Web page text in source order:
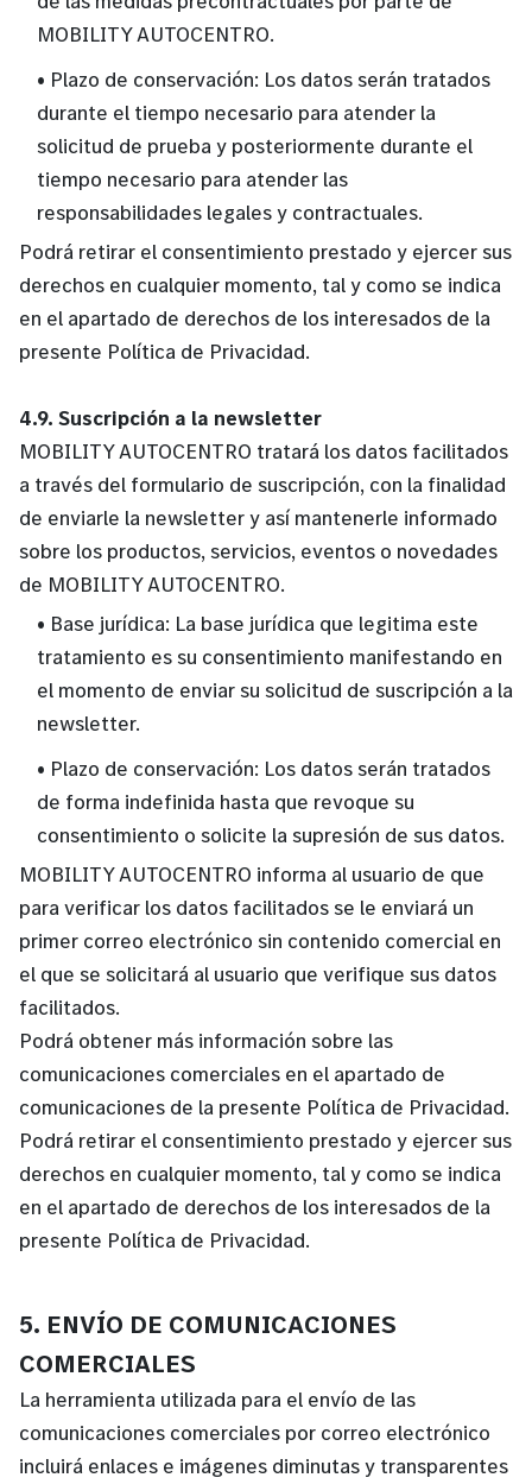
MOBILITY AUTOCENTRO.
• Plazo de conservación: Los datos serán tratados
durante el tiempo necesario para atender la
solicitud de prueba y posteriormente durante el
tiempo necesario para atender las
responsabilidades legales y contractuales.
Podrá retirar el consentimiento prestado y ejercer sus
derechos en cualquier momento, tal y como se indica
en el apartado de derechos de los interesados de la
presente Política de Privacidad.
4.9. Suscripción a la newsletter
MOBILITY AUTOCENTRO tratará los datos facilitados
a través del formulario de suscripción, con la finalidad
de enviarle la newsletter y así mantenerle informado
sobre los productos, servicios, eventos o novedades
de MOBILITY AUTOCENTRO.
• Base jurídica: La base jurídica que legitima este
tratamiento es su consentimiento manifestando en
el momento de enviar su solicitud de suscripción a la
newsletter.
• Plazo de conservación: Los datos serán tratados
de forma indefinida hasta que revoque su
consentimiento o solicite la supresión de sus datos.
MOBILITY AUTOCENTRO informa al usuario de que
para verificar los datos facilitados se le enviará un
primer correo electrónico sin contenido comercial en
el que se solicitará al usuario que verifique sus datos
facilitados.
Podrá obtener más información sobre las
comunicaciones comerciales en el apartado de
comunicaciones de la presente Política de Privacidad.
Podrá retirar el consentimiento prestado y ejercer sus
derechos en cualquier momento, tal y como se indica
en el apartado de derechos de los interesados de la
presente Política de Privacidad.
5. ENVÍO DE COMUNICACIONES
COMERCIALES
La herramienta utilizada para el envío de las
comunicaciones comerciales por correo electrónico
incluirá enlaces e imágenes diminutas y transparentes